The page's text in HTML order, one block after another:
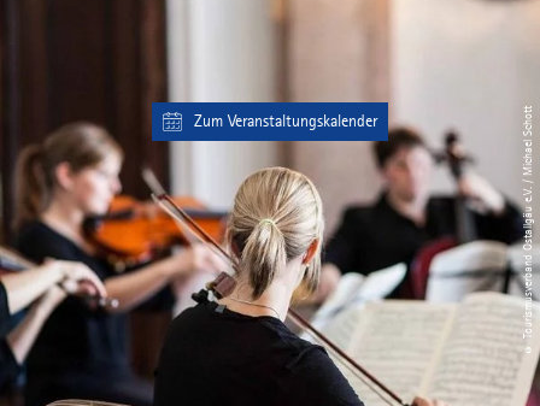
© Tourismusverband Ostallgäu e.V. / Michael Schott
Zum Veranstaltungskalender